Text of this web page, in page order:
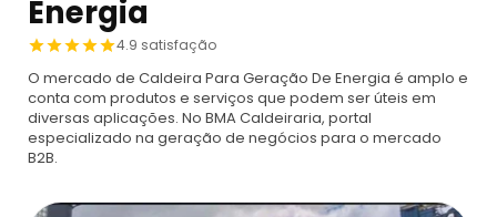
Caldeiras
Automação De Caldeiras
Caldeira De Recuperação
Caldeira De Recuperação Celulose
Inspecao Feitas Em Caldeiras
Cotação Inspeção De Caldeiras
Cotar Inspeção De Caldeiras
Montagem De Caldeira
Empresa De Montagem De Caldeiras A Gás
Caldeiras A Vapor
Energia
4.9 satisfação
O mercado de Caldeira Para Geração De Energia é amplo e
conta com produtos e serviços que podem ser úteis em
diversas aplicações. No BMA Caldeiraria, portal
especializado na geração de negócios para o mercado
B2B.